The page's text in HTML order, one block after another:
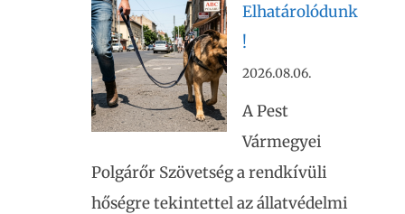
Elhatárolódunk
!
2026.08.06.
A Pest
Vármegyei
Polgárőr Szövetség a rendkívüli
hőségre tekintettel az állatvédelmi